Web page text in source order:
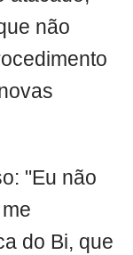
não
"Eu não
do Bi, que